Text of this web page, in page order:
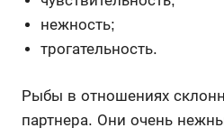
нежность;
трогательность.
Рыбы в отношениях
партнера. Они очень